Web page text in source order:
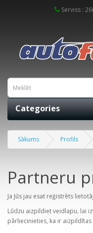
Serviss :
Categories
Sākums Profils
Partneru
Ja Jūs jau esat reģistrēts
Lūdzu aizpildiet veidlapu, lai
pārliecinieties, ka ir